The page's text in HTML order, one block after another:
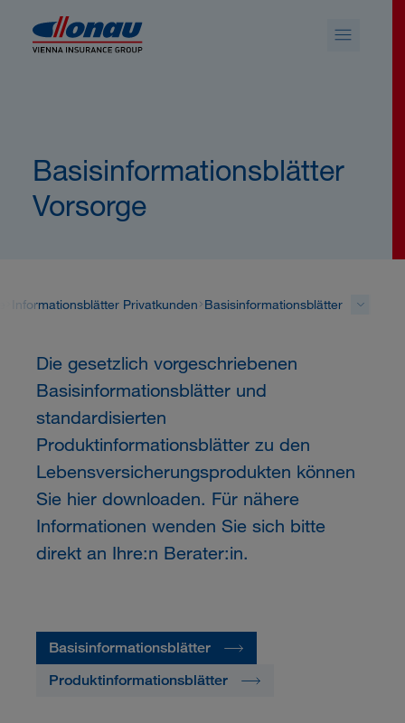
Basisinformationsblätter
Vorsorge
Informationsblätter Privatkunden Basisinformationsblätter
Die gesetzlich vorgeschriebenen
Basisinformationsblätter und
standardisierten
Produktinformationsblätter zu den
Lebensversicherungsprodukten können
Sie hier downloaden. Für nähere
Informationen wenden Sie sich bitte
direkt an Ihre:n Berater:in.
Basisinformationsblätter
Produktinformationsblätter